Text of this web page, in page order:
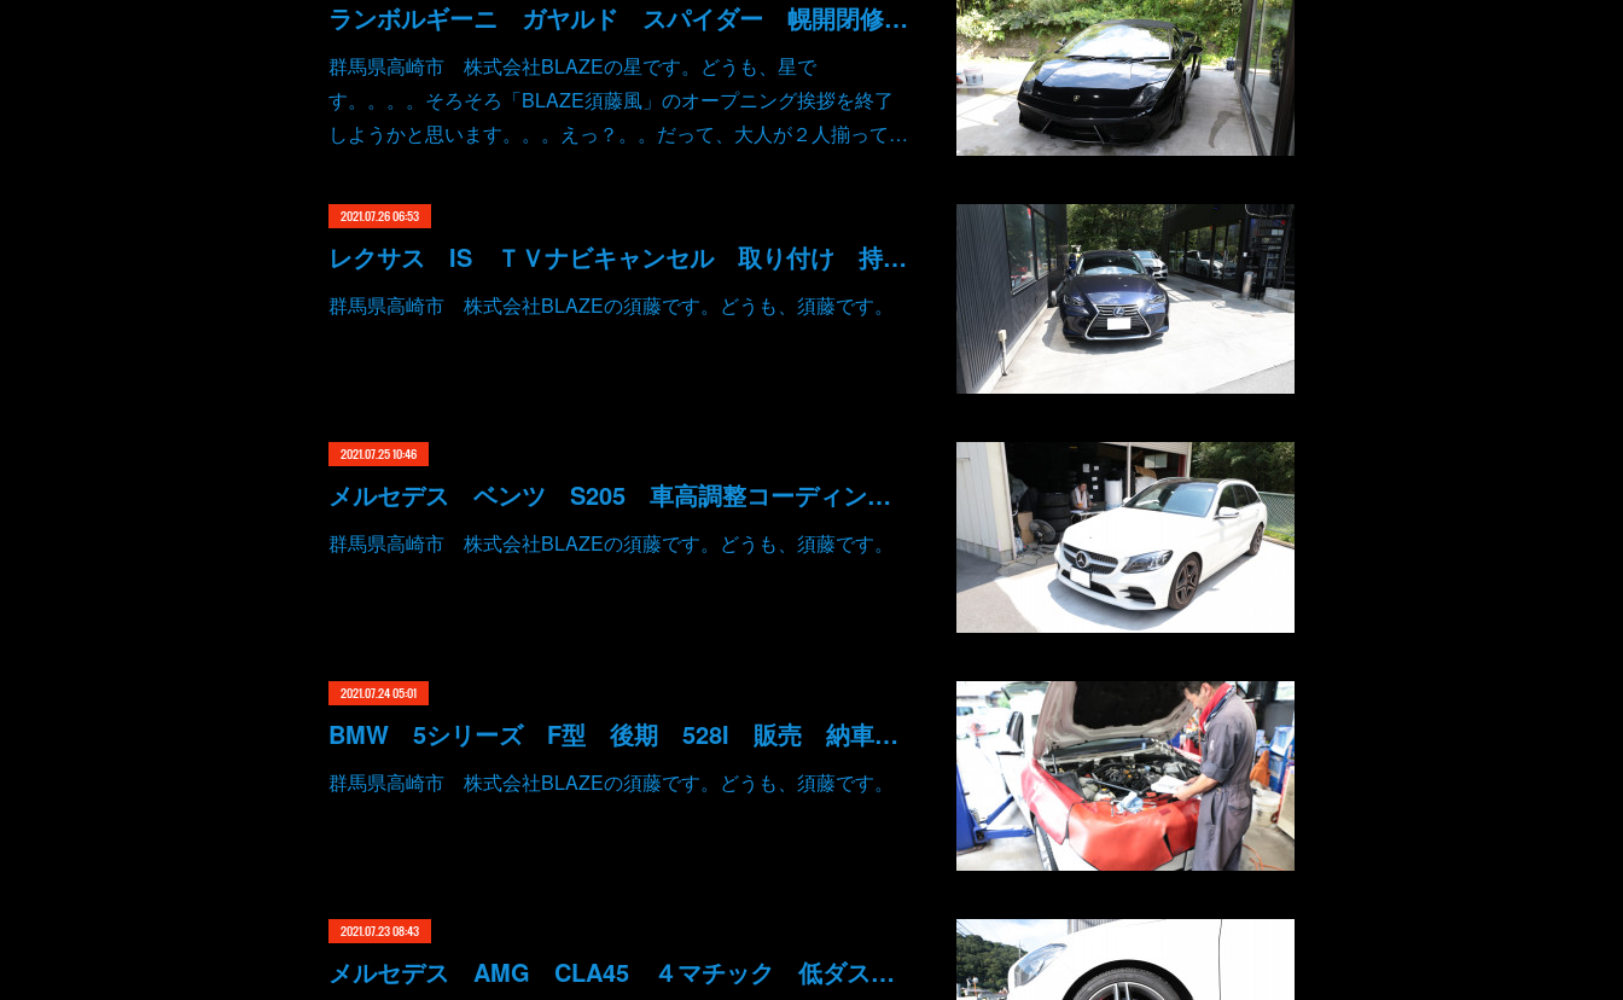
ランボルギーニ ガヤルド スパイダー 幌開閉修理 その他修理
群馬県高崎市 株式会社BLAZEの星です。どうも、星で
す。。。。そろそろ「BLAZE須藤風」のオープニング挨拶を終了
しようかと思います。。。えっ？。。だって、大人が２人揃って…
2021.07.26 06:53
レクサス IS ＴＶナビキャンセル 取り付け 持込み部品
群馬県高崎市 株式会社BLAZEの須藤です。どうも、須藤です。
2021.07.25 10:46
メルセデス ベンツ S205 車高調整コーディング コンフォート スポーツ
群馬県高崎市 株式会社BLAZEの須藤です。どうも、須藤です。
2021.07.24 05:01
BMW 5シリーズ F型 後期 528I 販売 納車前整備 ヘッドカバー オイル漏れ予防整備 タイヤ 新品交換 ピレリ製
群馬県高崎市 株式会社BLAZEの須藤です。どうも、須藤です。
2021.07.23 08:43
メルセデス AMG CLA45 ４マチック 低ダスト ブレーキパッド交換